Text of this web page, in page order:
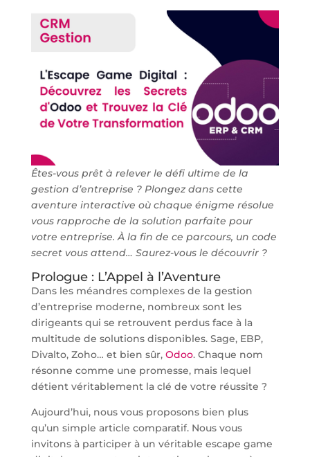
Êtes-vous prêt à relever le défi ultime de la
gestion d’entreprise ? Plongez dans cette
aventure interactive où chaque énigme résolue
vous rapproche de la solution parfaite pour
votre entreprise. À la fin de ce parcours, un code
secret vous attend… Saurez-vous le découvrir ?
Prologue : L’Appel à l’Aventure
Dans les méandres complexes de la gestion
d’entreprise moderne, nombreux sont les
dirigeants qui se retrouvent perdus face à la
multitude de solutions disponibles. Sage, EBP,
Divalto, Zoho… et bien sûr, Odoo. Chaque nom
résonne comme une promesse, mais lequel
détient véritablement la clé de votre réussite ?
Aujourd’hui, nous vous proposons bien plus
qu’un simple article comparatif. Nous vous
invitons à participer à un véritable escape game